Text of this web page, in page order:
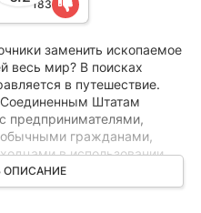
183
заменить ископаемое
весь мир? В поисках
в путешествие.
Соединенным Штатам
предпринимателями,
гражданами,
в использовании
решений. Несмотря
условия и различные
ОПИСАНИЕ